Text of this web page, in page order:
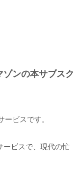
ンの本サブスク
ビスです。
ービスで、現代の忙